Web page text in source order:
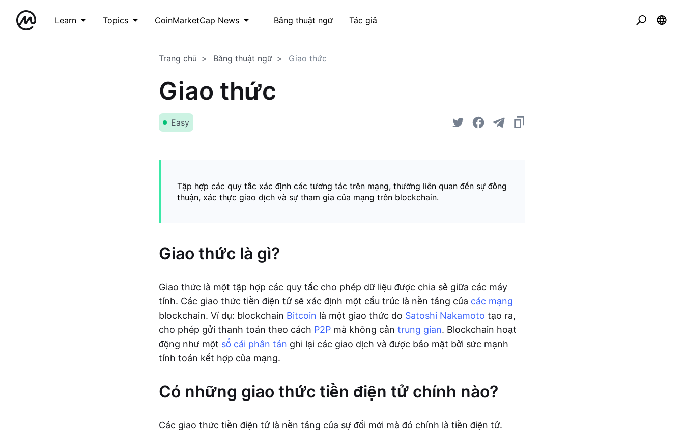
Learn Topics CoinMarketCap News Bảng thuật ngữ Tác giả
Trang chủ Bảng thuật ngữ Giao thức
Giao thức
Easy
Tập hợp các quy tắc xác định các tương tác trên mạng, thường liên quan đến sự đồng
thuận, xác thực giao dịch và sự tham gia của mạng trên blockchain.
Giao thức là gì?
Giao thức là một tập hợp các quy tắc cho phép dữ liệu được chia sẻ giữa các máy
tính. Các giao thức tiền điện tử sẽ xác định một cấu trúc là nền tảng của các mạng
blockchain. Ví dụ: blockchain Bitcoin là một giao thức do Satoshi Nakamoto tạo ra,
cho phép gửi thanh toán theo cách P2P mà không cần trung gian. Blockchain hoạt
động như một sổ cái phân tán ghi lại các giao dịch và được bảo mật bởi sức mạnh
tính toán kết hợp của mạng.
Có những giao thức tiền điện tử chính nào?
Các giao thức tiền điện tử là nền tảng của sự đổi mới mà đó chính là tiền điện tử.